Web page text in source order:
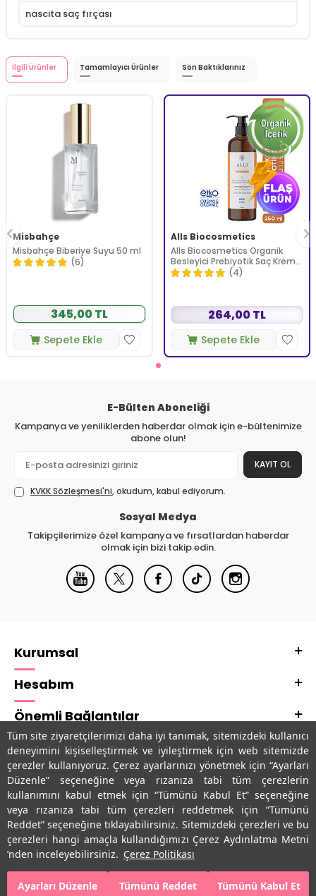
Tüm site ziyaretçilerimizi daha iyi tanımak, sitemizdeki kullanıcı
deneyimini kişiselleştirmek ve iyileştirmek için web sitemizde
çerezler kullanıyoruz. Çerez ayarlarınızı yönetmek için “Ayarları
Düzenle” seçeneğine veya rızanıza tabi tüm çerezlerin
kullanımını kabul etmek için “Tümünü Kabul Et” seçeneğine
veya rızanıza tabi tüm çerezleri reddetmek için “Tümünü
Reddet” seçeneğine tıklayabilirsiniz. Sitemizdeki çerezleri ve bu
çerezleri hangi amaçla kullandığımızı Çerez Aydınlatma Metni
’nden inceleyebilirsiniz. Çerez Politikası
Ayarları Düzenle Tümünü Reddet Tümünü Kabul Et
SEPETE EKLE HEMEN AL
nascita saç fırçası
İlgili Ürünler Tamamlayıcı Ürünler Son Baktıklarınız
Misbahçe
Misbahçe Biberiye Suyu 50 ml
(6)
345,00 TL
Sepete Ekle
Alls Biocosmetics
Alls Biocosmetics Organik
Besleyici Prebiyotik Saç Kremi
350 ml
(4)
264,00 TL
Sepete Ekle
E-Bülten Aboneliği
Kampanya ve yeniliklerden haberdar olmak için e-bültenimize
abone olun!
KAYIT OL
KVKK Sözleşmesi'ni, okudum, kabul ediyorum.
Sosyal Medya
Takipçilerimize özel kampanya ve fırsatlardan haberdar
olmak için bizi takip edin.
Kurumsal
Hesabım
Önemli Bağlantılar
Adres & İletişim
Uygulamalarımız